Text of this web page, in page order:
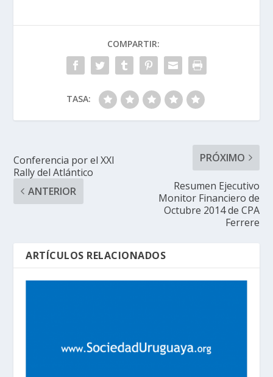
COMPARTIR:
TASA:
Conferencia por el XXI
Rally del Atlántico
ANTERIOR
PRÓXIMO
Resumen Ejecutivo
Monitor Financiero de
Octubre 2014 de CPA
Ferrere
ARTÍCULOS RELACIONADOS